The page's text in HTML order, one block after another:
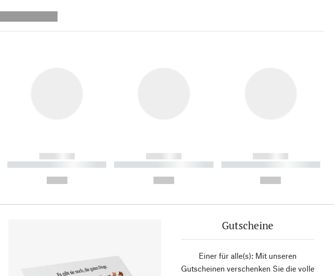
------------
----------- ----------- ----------
------------
----------- ----------- ----------
------------
----------- ----------- ----------
Gutscheine
Einer für alle(s): Mit unseren
Gutscheinen verschenken Sie die volle